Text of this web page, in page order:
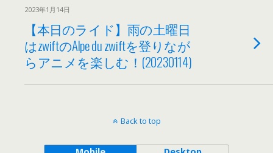
2023年1月14日
【本日のライド】雨の土曜日
はzwiftのAlpe du zwiftを登りなが
らアニメを楽しむ！(20230114)
Back to top